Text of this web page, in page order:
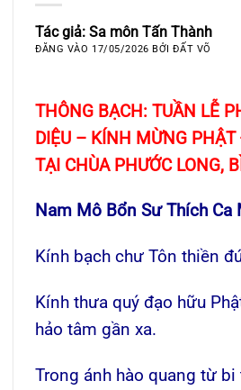
Tác giả: Sa môn Tấn Thành
ĐĂNG VÀO 17/05/2026 BỞIĐẤT VÕ
THÔNG BẠCH: TUẦN LỄ
DIỆU – KÍNH MỪNG
TẠI CHÙA PHƯỚC LONG,
Nam Mô Bổn Sư Thích Ca
Kính bạch chư Tôn thiền
Kính thưa quý đạo hữu
hảo tâm gần xa.
Trong ánh hào quang từ bi